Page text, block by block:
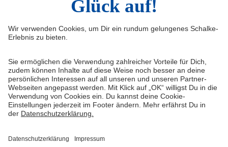
Impressum
FAQ
Medien/Presse
Datenschutz
Haftungsausschluss
Quicklinks
Shop
Schalke TV
VELTINS-Arena
Knappenschmiede
ERWIN buchen